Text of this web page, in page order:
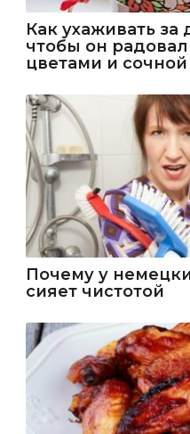
Как ухаживать за
чтобы он
цветами и
Почему у
сияет чистотой